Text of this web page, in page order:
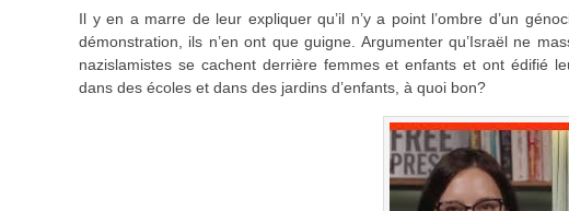
Il y en a marre de leur expliquer qu’il n’y a point l’ombre d’un
démonstration, ils n’en ont que guigne. Argumenter qu’Israël ne
nazislamistes se cachent derrière femmes et enfants et ont édifié
dans des écoles et dans des jardins d’enfants, à quoi bon?